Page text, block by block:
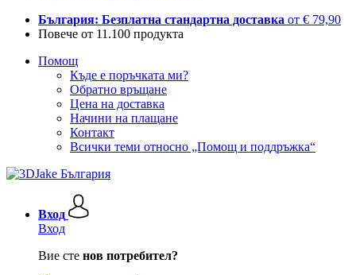
България: Безплатна стандартна доставка от € 79,90
Повече от 11.100 продукта
Помощ
Къде е поръчката ми?
Обратно връщане
Цена на доставка
Начини на плащане
Контакт
Всички теми относно „Помощ и поддръжка“
Вход
Вход
Вие сте нов потребител?